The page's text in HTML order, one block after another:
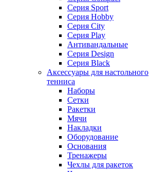
Серия Sport
Серия Hobby
Серия City
Серия Play
Антивандальные
Серия Design
Серия Black
Аксессуары для настольного
тенниса
Наборы
Сетки
Ракетки
Мячи
Накладки
Оборудование
Основания
Тренажеры
Чехлы для ракеток